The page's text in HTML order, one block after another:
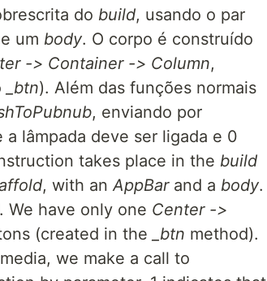
do build, usando o par
um body. O corpo é construído
-> Container -> Column,
_btn). Além das funções normais
, enviando por
lâmpada deve ser ligada e 0
takes place in the build
, with anAppBarand a body.
We have only one Center ->
(created in the _btn method).
we make a call to